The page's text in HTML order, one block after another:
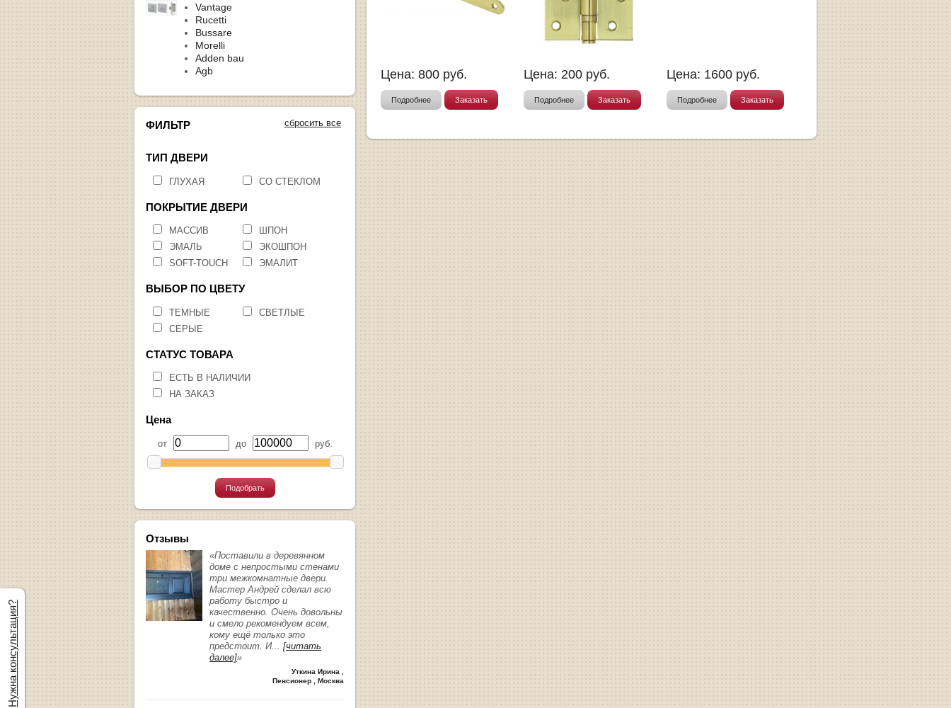
Vantage
Rucetti
Bussare
Morelli
Adden bau
Agb
сбросить все
ФИЛЬТР
ТИП ДВЕРИ
ГЛУХАЯ СО СТЕКЛОМ
ПОКРЫТИЕ ДВЕРИ
МАССИВ
ШПОН
ЭМАЛЬ
ЭКОШПОН
SOFT-TOUCH
ЭМАЛИТ
ВЫБОР ПО ЦВЕТУ
ТЕМНЫЕ
СВЕТЛЫЕ
СЕРЫЕ
СТАТУС ТОВАРА
ЕСТЬ В НАЛИЧИИ
НА ЗАКАЗ
Цена
от до руб.
Подобрать
Отзывы
«Поставили в деревянном
доме с непростыми стенами
три межкомнатные двери.
Мастер Андрей сделал всю
работу быстро и
качественно. Очень довольны
и смело рекомендуем всем,
кому ещё только это
предстоит. И... [читать
далее]»
Уткина Ирина ,
Пенсионер , Москва
Цена: 800 руб.
Подробнее Заказать
Цена: 200 руб.
Подробнее Заказать
Цена: 1600 руб.
Подробнее Заказать
Нужна консультация?